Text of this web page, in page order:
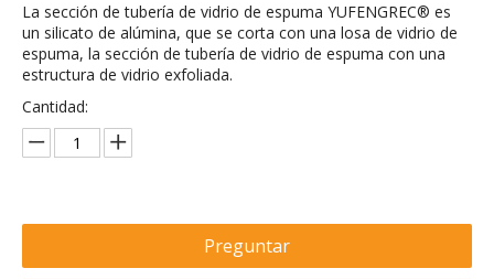
La sección de tubería de vidrio de espuma YUFENGREC® es
un silicato de alúmina, que se corta con una losa de vidrio de
espuma, la sección de tubería de vidrio de espuma con una
estructura de vidrio exfoliada.
Cantidad:
Preguntar